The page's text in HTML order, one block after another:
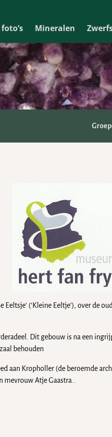
foto’s Mineralen
(‘Kleine Eeltje’), over de
Dit gebouw is na een
behouden
aan Kropholler (de beroemde
Atje Gaastra..